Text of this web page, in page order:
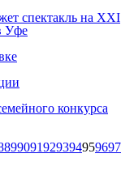
спектакль на XXI
Уфе
конкурса
899091929394959697